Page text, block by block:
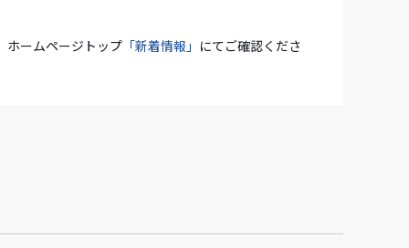
ホームページトップ 「新着情報」
にてご確認くださ